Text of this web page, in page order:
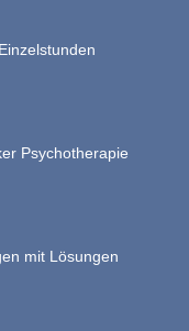
Psychotherapie
mit Lösungen